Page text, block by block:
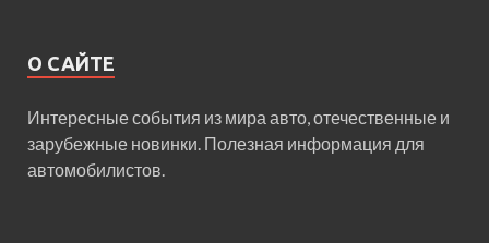
О САЙТЕ
Интересные события из мира авто, отечественные и
зарубежные новинки. Полезная информация для
автомобилистов.